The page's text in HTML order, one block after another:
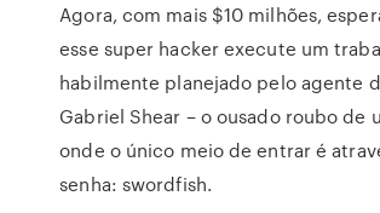
Agora, com mais $10 milhões,
esse super hacker execute um
habilmente planejado pelo agente
Gabriel Shear – o ousado roubo de
onde o único meio de entrar é
senha: swordfish.